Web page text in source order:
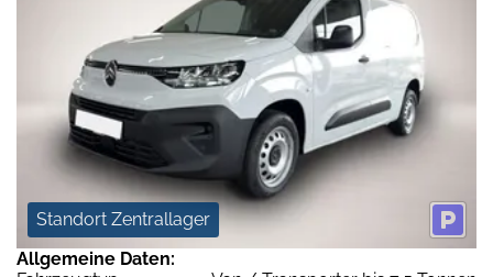
Standort Zentrallager
Allgemeine Daten: